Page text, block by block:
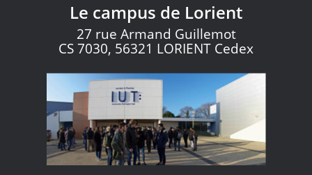
Le campus de Lorient
27 rue Armand Guillemot
CS 7030, 56321 LORIENT Cedex